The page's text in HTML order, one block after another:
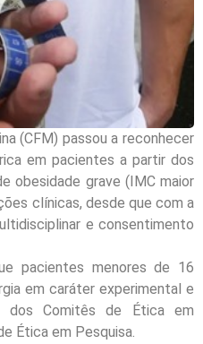
(CFM) passou a reconhecer
em pacientes a partir dos
obesidade grave (IMC maior
clínicas, desde que com a
e consentimento
pacientes menores de 16
em caráter experimental e
dos Comitês de Ética em
Ética em Pesquisa.